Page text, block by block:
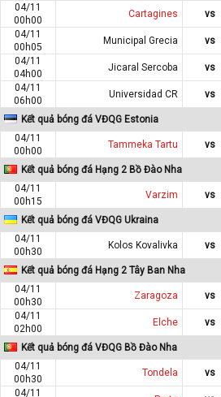
04/11
00h00
Cartagines vs
04/11
00h05
Municipal Grecia vs
04/11
04h00
Jicaral Sercoba vs
04/11
06h00
Universidad CR vs
Kết quả bóng đá VĐQG Estonia
04/11
00h00
Tammeka Tartu vs
Kết quả bóng đá Hạng 2 Bồ Đào Nha
04/11
00h15
Varzim vs
Kết quả bóng đá VĐQG Ukraina
04/11
00h30
Kolos Kovalivka vs
Kết quả bóng đá Hạng 2 Tây Ban Nha
04/11
00h30
Zaragoza vs
04/11
02h00
Elche vs
Kết quả bóng đá VĐQG Bồ Đào Nha
04/11
00h30
Tondela vs
04/11